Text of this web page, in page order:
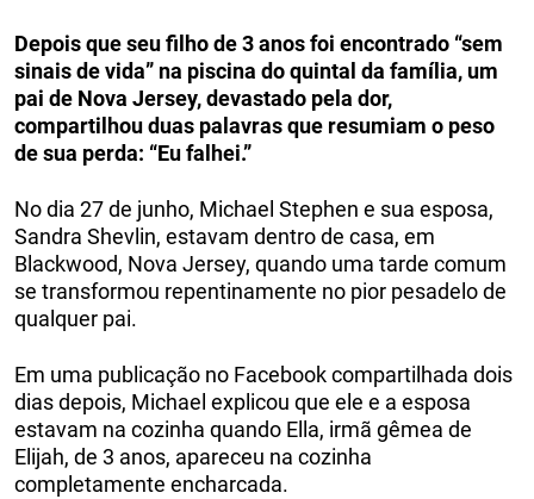
Depois que seu filho de 3 anos foi encontrado “sem
sinais de vida” na piscina do quintal da família, um
pai de Nova Jersey, devastado pela dor,
compartilhou duas palavras que resumiam o peso
de sua perda: “Eu falhei.”
No dia 27 de junho, Michael Stephen e sua esposa,
Sandra Shevlin, estavam dentro de casa, em
Blackwood, Nova Jersey, quando uma tarde comum
se transformou repentinamente no pior pesadelo de
qualquer pai.
Em uma publicação no Facebook compartilhada dois
dias depois, Michael explicou que ele e a esposa
estavam na cozinha quando Ella, irmã gêmea de
Elijah, de 3 anos, apareceu na cozinha
completamente encharcada.